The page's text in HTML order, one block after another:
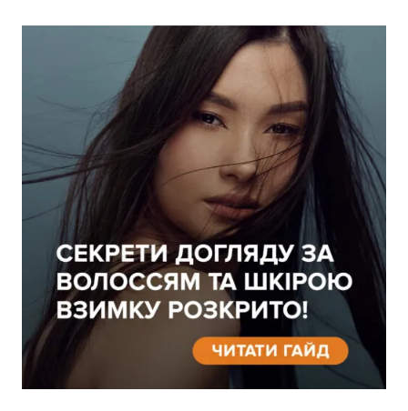
ПОВЕРНУТИСЯ ДО БЛОГУ
УВІЙТИ ЗА ДОПОМОГОЮ
УВІЙТИ ЗА ДОПОМОГОЮ
ДЗВІНКА
ПОВЕРНУТИСЯ ПЕРЕРАХУВАТИ
ПОВЕРНУТИСЯ